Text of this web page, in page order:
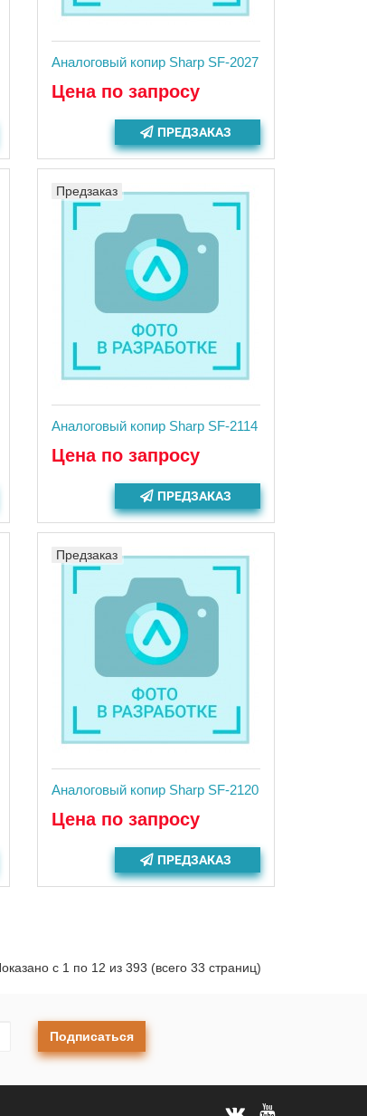
Аналоговый копир Sharp SF-2027
Цена по запросу
ПРЕДЗАКАЗ
Предзаказ
Аналоговый копир Sharp SF-2114
Цена по запросу
ПРЕДЗАКАЗ
Предзаказ
Аналоговый копир Sharp SF-2120
Цена по запросу
ПРЕДЗАКАЗ
с 1 по 12 из 393 (всего 33 страниц)
Подписаться